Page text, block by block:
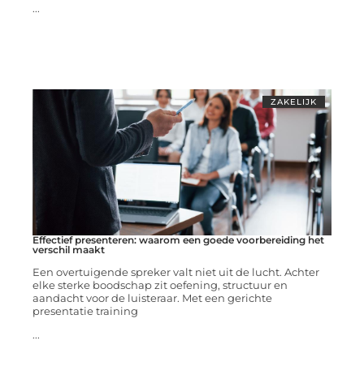
...
ZAKELIJK
Effectief presenteren: waarom een goede voorbereiding het
verschil maakt
Een overtuigende spreker valt niet uit de lucht. Achter
elke sterke boodschap zit oefening, structuur en
aandacht voor de luisteraar. Met een gerichte
presentatie training
...